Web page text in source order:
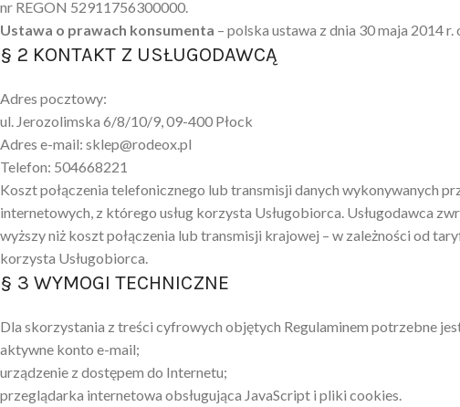
nr REGON 52911756300000.
Ustawa o prawach konsumenta – polska ustawa z dnia 30 maja 2014
§ 2 KONTAKT Z USŁUGODAWCĄ
Adres pocztowy:
ul. Jerozolimska 6/8/10/9, 09-400 Płock
Adres e-mail: sklep@rodeox.pl
Telefon: 504668221
Koszt połączenia telefonicznego lub transmisji danych wykonywanych
internetowych, z którego usług korzysta Usługobiorca. Usługodawca
wyższy niż koszt połączenia lub transmisji krajowej – w zależności od
korzysta Usługobiorca.
§ 3 WYMOGI TECHNICZNE
Dla skorzystania z treści cyfrowych objętych Regulaminem potrzebne
aktywne konto e-mail;
urządzenie z dostępem do Internetu;
przeglądarka internetowa obsługująca JavaScript i pliki cookies.